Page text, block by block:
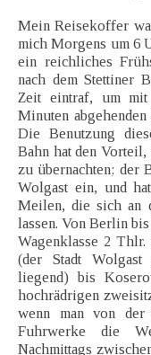
Mein Reisekoffer
mich Morgens um 6
ein reichliches
nach dem Stettiner
Zeit eintraf, um
Minuten
Die Benutzung
Bahn hat den
zu übernachten;
Wolgast ein, und
Meilen, die sich an
lassen. Von Berlin
Wagenklasse 2
(der Stadt
liegend) bis
hochrädrigen
wenn man von
Fuhrwerke die
Nachmittags